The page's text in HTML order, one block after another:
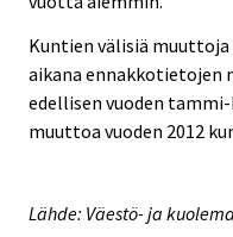
Kuntien välisiä
aikana ennakkotietojen
edellisen vuoden
muuttoa vuoden 2012
Lähde: Väestö- ja